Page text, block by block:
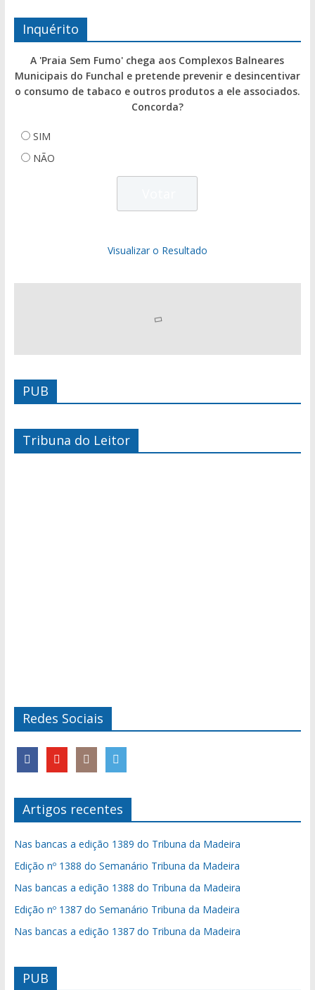
Inquérito
A 'Praia Sem Fumo' chega aos Complexos Balneares
Municipais do Funchal e pretende prevenir e desincentivar
o consumo de tabaco e outros produtos a ele associados.
Concorda?
SIM
NÃO
Visualizar o Resultado
PUB
Tribuna do Leitor
Redes Sociais
Artigos recentes
Nas bancas a edição 1389 do Tribuna da Madeira
Edição nº 1388 do Semanário Tribuna da Madeira
Nas bancas a edição 1388 do Tribuna da Madeira
Edição nº 1387 do Semanário Tribuna da Madeira
Nas bancas a edição 1387 do Tribuna da Madeira
PUB